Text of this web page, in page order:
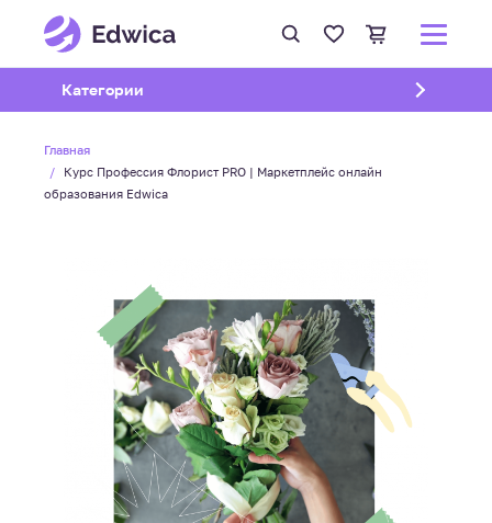
Открыть подменю
Категории
Главная
Курс Профессия Флорист PRO | Маркетплейс онлайн
образования Edwica